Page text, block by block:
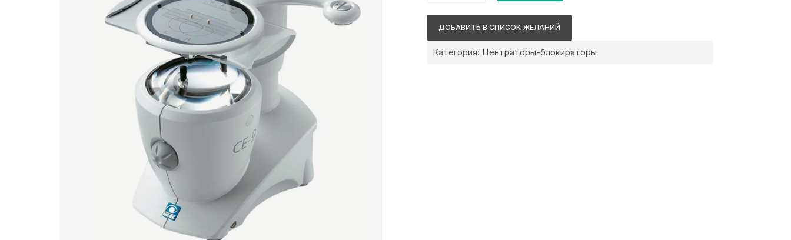
СE-ДОБАВИТЬ В СПИСОК ЖЕЛАНИЙ
Категория: Центраторы-блокираторы